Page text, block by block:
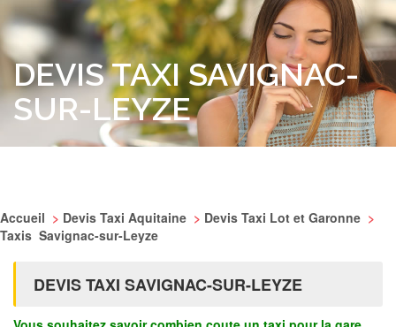
DEVIS TAXI SAVIGNAC-
SUR-LEYZE
Accueil > Devis Taxi Aquitaine > Devis Taxi Lot et Garonne >
Taxis Savignac-sur-Leyze
DEVIS TAXI SAVIGNAC-SUR-LEYZE